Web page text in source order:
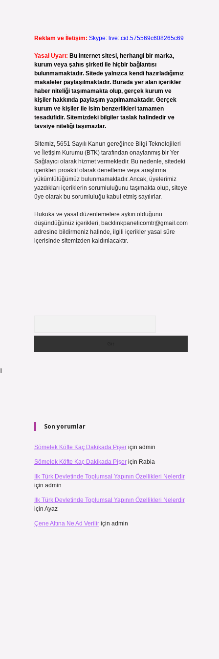
Reklam ve İletişim: Skype: live:.cid.575569c608265c69
Yasal Uyarı: Bu internet sitesi, herhangi bir marka,
kurum veya şahıs şirketi ile hiçbir bağlantısı
bulunmamaktadır. Sitede yalnızca kendi hazırladığımız
makaleler paylaşılmaktadır. Burada yer alan içerikler
haber niteliği taşımamakta olup, gerçek kurum ve
kişiler hakkında paylaşım yapılmamaktadır. Gerçek
kurum ve kişiler ile isim benzerlikleri tamamen
tesadüfidir. Sitemizdeki bilgiler taslak halindedir ve
tavsiye niteliği taşımazlar.
Sitemiz, 5651 Sayılı Kanun gereğince Bilgi Teknolojileri
ve İletişim Kurumu (BTK) tarafından onaylanmış bir Yer
Sağlayıcı olarak hizmet vermektedir. Bu nedenle, sitedeki
içerikleri proaktif olarak denetleme veya araştırma
yükümlülüğümüz bulunmamaktadır. Ancak, üyelerimiz
yazdıkları içeriklerin sorumluluğunu taşımakta olup, siteye
üye olarak bu sorumluluğu kabul etmiş sayılırlar.
Hukuka ve yasal düzenlemelere aykırı olduğunu
düşündüğünüz içerikleri, backlinkpanelicomtr@gmail.com
adresine bildirmeniz halinde, ilgili içerikler yasal süre
içerisinde sitemizden kaldırılacaktır.
Son yorumlar
Sömelek Köfte Kaç Dakikada Pişeriçin admin
Sömelek Köfte Kaç Dakikada Pişeriçin Rabia
Ilk Türk Devletinde Toplumsal Yapının Özellikleri Nelerdir
için admin
Ilk Türk Devletinde Toplumsal Yapının Özellikleri Nelerdir
için Ayaz
Çene Altına Ne Ad Veriliriçin admin